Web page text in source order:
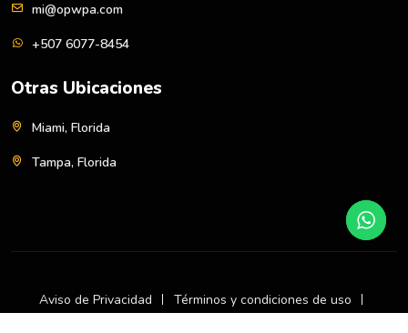
mi@opwpa.com
+507 6077-8454
Otras Ubicaciones
Miami, Florida
Tampa, Florida
Aviso de Privacidad
Términos y condiciones de uso